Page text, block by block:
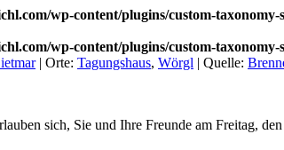
wp-content/plugins/custom-
wp-content/plugins/custom-
| Orte: Tagungshaus, Wörgl | Quelle:
sich, Sie und Ihre Freunde am Freitag,